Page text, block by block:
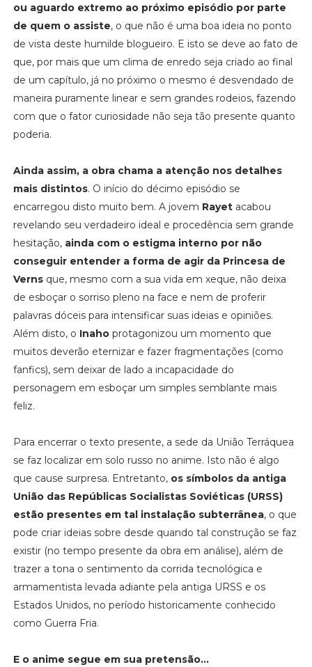
ou aguardo extremo ao próximo episódio por parte
de quem o assiste, o que não é uma boa ideia no ponto
de vista deste humilde blogueiro. E isto se deve ao fato de
que, por mais que um clima de enredo seja criado ao final
de um capítulo, já no próximo o mesmo é desvendado de
maneira puramente linear e sem grandes rodeios, fazendo
com que o fator curiosidade não seja tão presente quanto
poderia.
Ainda assim, a obra chama a atenção nos detalhes
mais distintos. O início do décimo episódio se
encarregou disto muito bem. A jovem Rayetacabou
revelando seu verdadeiro ideal e procedência sem grande
hesitação, ainda com o estigma interno por não
conseguir entender a forma de agir da Princesa de
Vernsque, mesmo com a sua vida em xeque, não deixa
de esboçar o sorriso pleno na face e nem de proferir
palavras dóceis para intensificar suas ideias e opiniões.
Além disto, o Inahoprotagonizou um momento que
muitos deverão eternizar e fazer fragmentações (como
fanfics), sem deixar de lado a incapacidade do
personagem em esboçar um simples semblante mais
feliz.
Para encerrar o texto presente, a sede da União Terráquea
se faz localizar em solo russo no anime. Isto não é algo
que cause surpresa. Entretanto, os símbolos da antiga
União das Repúblicas Socialistas Soviéticas (URSS)
estão presentes em tal instalação subterrânea, o que
pode criar ideias sobre desde quando tal construção se faz
existir (no tempo presente da obra em análise), além de
trazer a tona o sentimento da corrida tecnológica e
armamentista levada adiante pela antiga URSS e os
Estados Unidos, no período historicamente conhecido
como Guerra Fria.
E o anime segue em sua pretensão...